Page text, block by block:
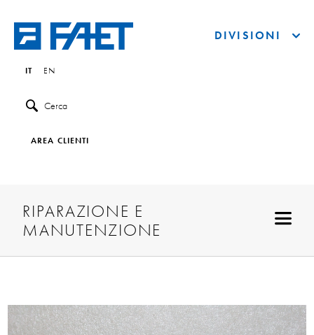
IT EN
Cerca
AREA CLIENTI
DIVISIONI
RIPARAZIONE E
MANUTENZIONE